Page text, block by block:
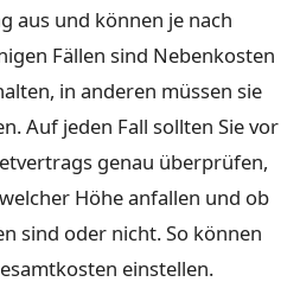
aus und können je nach
Fällen sind Nebenkosten
in anderen müssen sie
Auf jeden Fall sollten Sie vor
genau überprüfen,
Höhe anfallen und ob
sind oder nicht. So können
einstellen.